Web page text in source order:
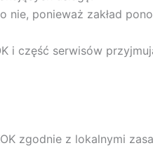
nie, ponieważ zakład
i część serwisów
zgodnie z lokalnymi